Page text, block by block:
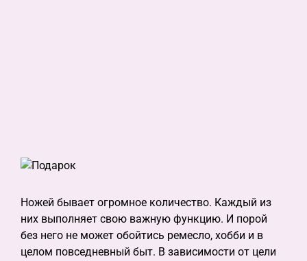
Ножей бывает огромное количество. Каждый из
них выполняет свою важную функцию. И порой
без него не может обойтись ремесло, хобби и в
целом повседневный быт. В зависимости от цели